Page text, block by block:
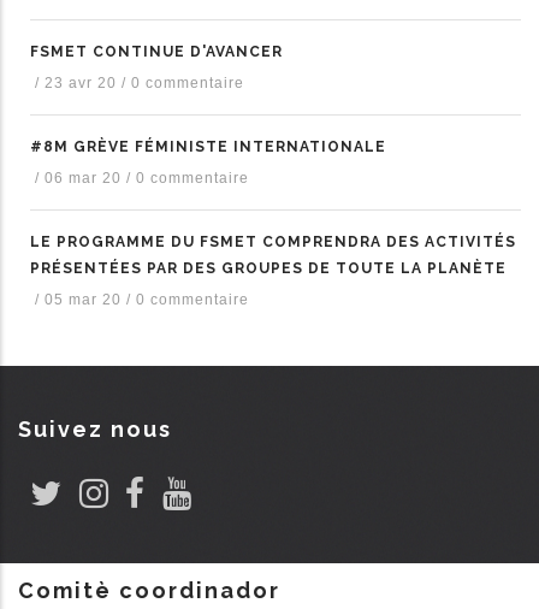
FSMET CONTINUE D'AVANCER
/ 23 avr 20 / 0 commentaire
#8M GRÈVE FÉMINISTE INTERNATIONALE
/ 06 mar 20 / 0 commentaire
LE PROGRAMME DU FSMET COMPRENDRA DES ACTIVITÉS
PRÉSENTÉES PAR DES GROUPES DE TOUTE LA PLANÈTE
/ 05 mar 20 / 0 commentaire
Suivez nous
Comitè coordinador